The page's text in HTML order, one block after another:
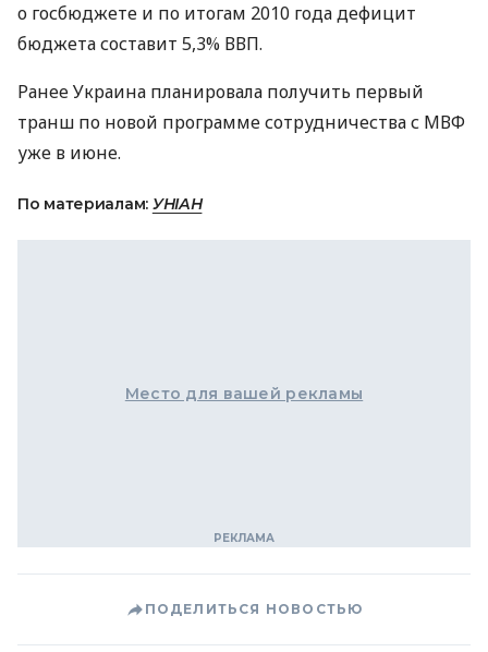
о госбюджете и по итогам 2010 года дефицит
бюджета составит 5,3% ВВП.
Ранее Украина планировала получить первый
транш по новой программе сотрудничества с МВФ
уже в июне.
По материалам: УНІАН
Место для вашей рекламы
ПОДЕЛИТЬСЯ НОВОСТЬЮ